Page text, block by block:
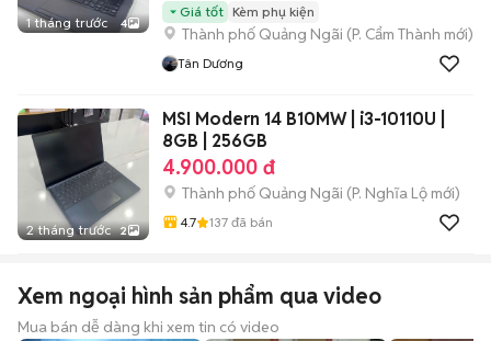
1 tháng trước 4
Giá tốt Kèm phụ kiện
Thành phố Quảng Ngãi (P. Cẩm Thành mới)
Tân Dương
2 tháng trước 2
MSI Modern 14 B10MW | i3-10110U |
8GB | 256GB
4.900.000 đ
Thành phố Quảng Ngãi (P. Nghĩa Lộ mới)
4.7 137 đã bán
Xem ngoại hình sản phẩm qua video
Mua bán dễ dàng khi xem tin có video